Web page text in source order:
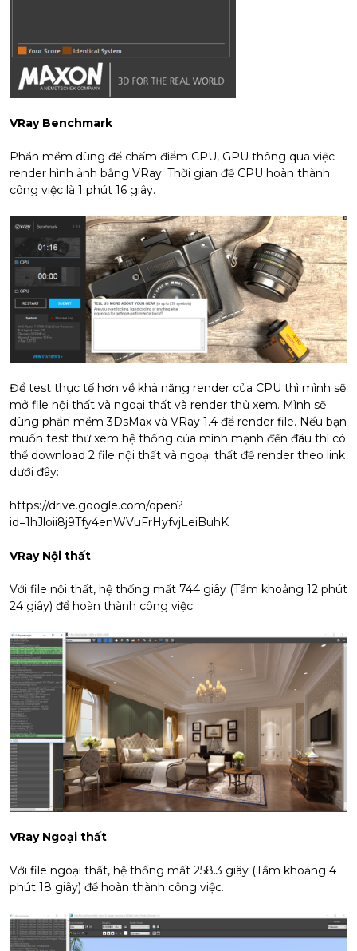
VRay Benchmark
Phần mềm dùng để chấm điểm CPU, GPU thông qua việc
render hình ảnh bằng VRay. Thời gian để CPU hoàn thành
công việc là 1 phút 16 giây.
Để test thực tế hơn về khả năng render của CPU thì mình sẽ
mở file nội thất và ngoại thất và render thử xem. Mình sẽ
dùng phần mềm 3DsMax và VRay 1.4 để render file. Nếu bạn
muốn test thử xem hệ thống của mình mạnh đến đâu thì có
thể download 2 file nội thất và ngoại thất để render theo link
dưới đây:
https://drive.google.com/open?
id=1hJloii8j9Tfy4enWVuFrHyfvjLeiBuhK
VRay Nội thất
Với file nội thất, hệ thống mất 744 giây (Tầm khoảng 12 phút
24 giây) để hoàn thành công việc.
VRay Ngoại thất
Với file ngoại thất, hệ thống mất 258.3 giây (Tầm khoảng 4
phút 18 giây) để hoàn thành công việc.